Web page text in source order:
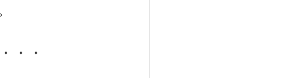
・・